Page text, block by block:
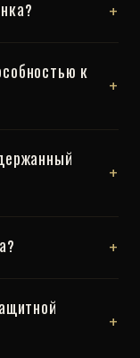
+
к
+
+
+
+